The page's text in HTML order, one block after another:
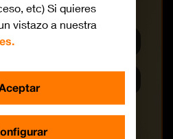
Filtrar
etc) Si quieres
vistazo a nuestra